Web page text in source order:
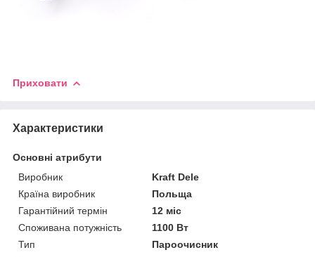
Приховати
Характеристики
Основні атрибути
Виробник
Kraft Dele
Країна виробник
Польща
Гарантійний термін
12 міс
Споживана потужність
1100 Вт
Тип
Пароочисник